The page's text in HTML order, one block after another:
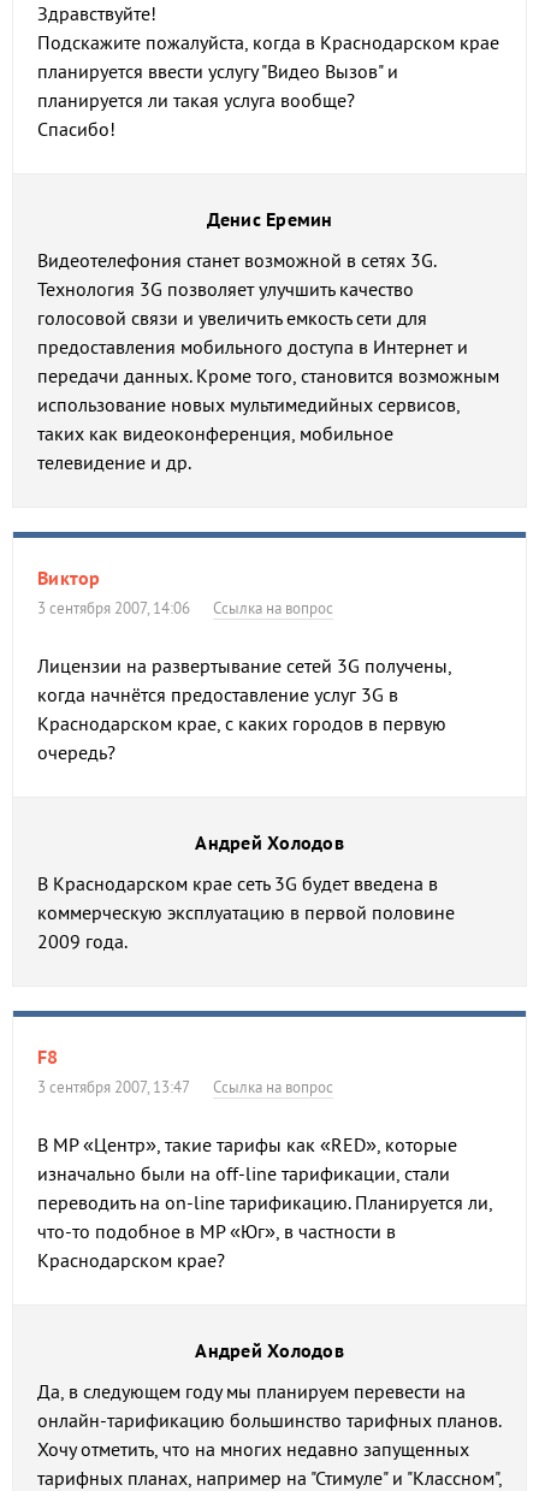
Здравствуйте!
Подскажите пожалуйста, когда в Краснодарском крае
планируется ввести услугу "Видео Вызов" и
планируется ли такая услуга вообще?
Спасибо!
Денис Еремин
Видеотелефония станет возможной в сетях 3G.
Технология 3G позволяет улучшить качество
голосовой связи и увеличить емкость сети для
предоставления мобильного доступа в Интернет и
передачи данных. Кроме того, становится возможным
использование новых мультимедийных сервисов,
таких как видеоконференция, мобильное
телевидение и др.
Виктор
3 сентября 2007, 14:06 Ссылка на вопрос
Лицензии на развертывание сетей 3G получены,
когда начнётся предоставление услуг 3G в
Краснодарском крае, с каких городов в первую
очередь?
Андрей Холодов
В Краснодарском крае сеть 3G будет введена в
коммерческую эксплуатацию в первой половине
2009 года.
F8
3 сентября 2007, 13:47 Ссылка на вопрос
В МР «Центр», такие тарифы как «RED», которые
изначально были на off-line тарификации, стали
переводить на on-line тарификацию. Планируется ли,
что-то подобное в МР «Юг», в частности в
Краснодарском крае?
Андрей Холодов
Да, в следующем году мы планируем перевести на
онлайн-тарификацию большинство тарифных планов.
Хочу отметить, что на многих недавно запущенных
тарифных планах, например на "Стимуле" и "Классном",